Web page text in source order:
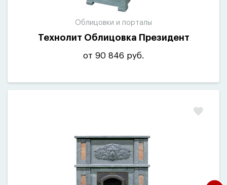
Облицовки и порталы
Технолит Облицовка Президент
от 90 846 руб.